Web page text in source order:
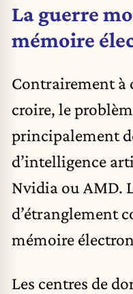
La guerre
mémoire
Contrairement à
croire, le
principalement
d’intelligence
Nvidia ou AMD.
d’étranglement
mémoire
Les centres de